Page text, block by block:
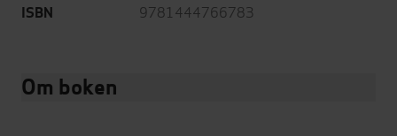
ISBN 9781444766783
Om boken